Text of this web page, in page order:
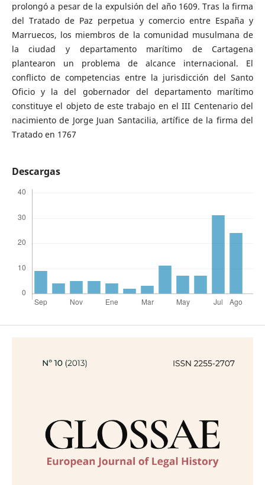
prolongó a pesar de la expulsión del año 1609. Tras la firma
del Tratado de Paz perpetua y comercio entre España y
Marruecos, los miembros de la comunidad musulmana de
la ciudad y departamento marítimo de Cartagena
plantearon un problema de alcance internacional. El
conflicto de competencias entre la jurisdicción del Santo
Oficio y la del gobernador del departamento marítimo
constituye el objeto de este trabajo en el III Centenario del
nacimiento de Jorge Juan Santacilia, artífice de la firma del
Tratado en 1767
Descargas